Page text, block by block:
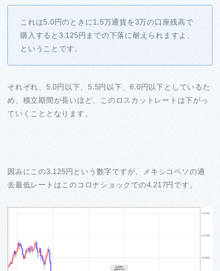
これは5.0円のときに1.5万通貨を3万の口座残高で
購入すると3.125円までの下落に耐えられますよ、
ということです。
それぞれ、5.0円以下、5.5円以下、6.0円以下としているた
め、積立期間が長いほど、このロスカットレートは下がっ
ていくこととなります。
因みにこの3.125円という数字ですが、メキシコペソの過
去最低レートはこのコロナショックでの4.217円です。